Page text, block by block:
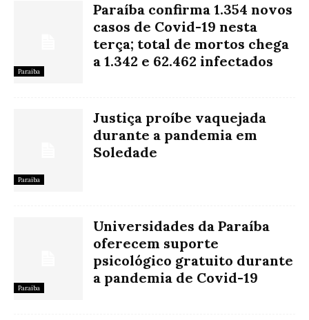
Paraíba
Paraíba confirma 1.354 novos
casos de Covid-19 nesta
terça; total de mortos chega
a 1.342 e 62.462 infectados
Paraíba
Justiça proíbe vaquejada
durante a pandemia em
Soledade
Paraíba
Universidades da Paraíba
oferecem suporte
psicológico gratuito durante
a pandemia de Covid-19